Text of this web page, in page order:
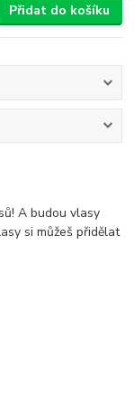
Přidat do košíku
A budou vlasy
si můžeš přidělat